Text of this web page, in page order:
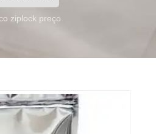
ziplock preço